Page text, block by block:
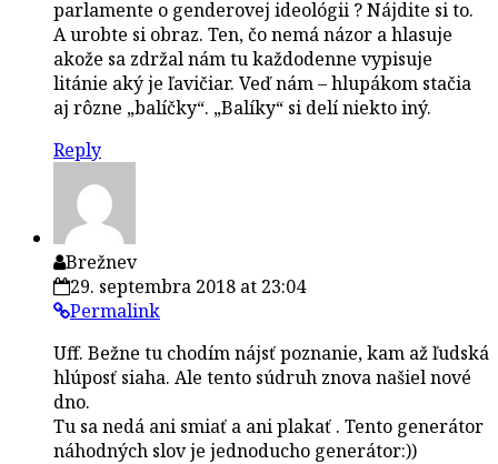
parlamente o genderovej ideológii ? Nájdite si to.
A urobte si obraz. Ten, čo nemá názor a hlasuje
akože sa zdržal nám tu každodenne vypisuje
litánie aký je ľavičiar. Veď nám – hlupákom stačia
aj rôzne „balíčky“. „Balíky“ si delí niekto iný.
Reply
Brežnev
29. septembra 2018 at 23:04
Permalink
Uff. Bežne tu chodím nájsť poznanie, kam až ľudská
hlúposť siaha. Ale tento súdruh znova našiel nové
dno.
Tu sa nedá ani smiať a ani plakať . Tento generátor
náhodných slov je jednoducho generátor:))